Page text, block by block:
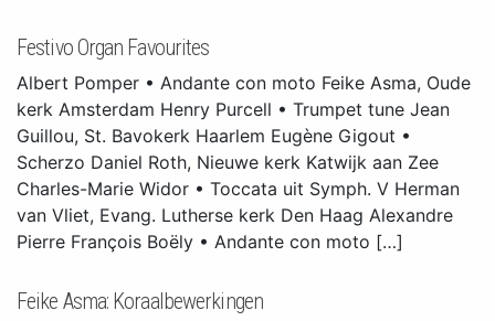
Festivo Organ Favourites
Albert Pomper • Andante con moto Feike Asma, Oude
kerk Amsterdam Henry Purcell • Trumpet tune Jean
Guillou, St. Bavokerk Haarlem Eugène Gigout •
Scherzo Daniel Roth, Nieuwe kerk Katwijk aan Zee
Charles-Marie Widor • Toccata uit Symph. V Herman
van Vliet, Evang. Lutherse kerk Den Haag Alexandre
Pierre François Boëly • Andante con moto […]
Feike Asma: Koraalbewerkingen